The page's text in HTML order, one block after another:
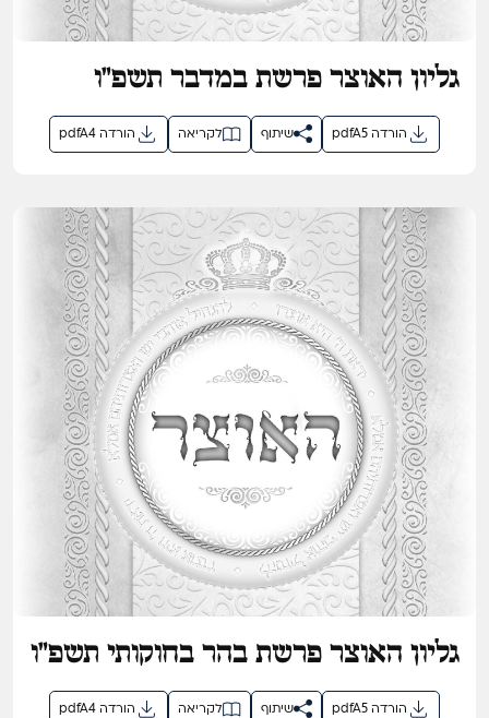
גליון האוצר פרשת במדבר תשפ"ו
pdfA4 הורדה לקריאה שיתוף pdfA5 הורדה
גליון האוצר פרשת בהר בחוקותי תשפ"ו
pdfA4 הורדה לקריאה שיתוף pdfA5 הורדה